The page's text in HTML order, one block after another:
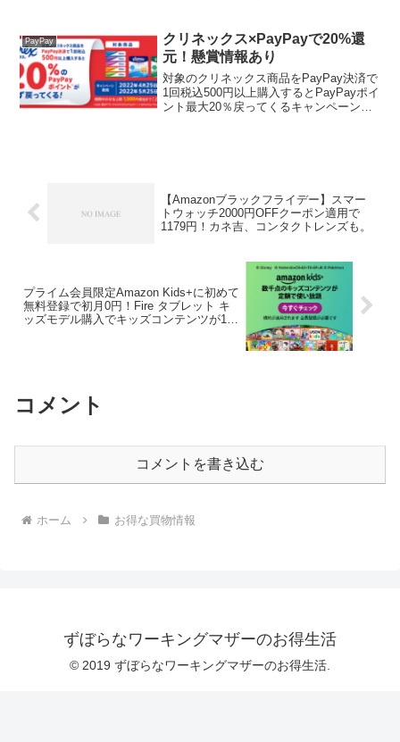
内容はこちら...
PayPay
クリネックス×PayPayで20%還
元！懸賞情報あり
対象のクリネックス商品をPayPay決済で
1回税込500円以上購入するとPayPayポイ
ント最大20％戻ってくるキャンペーンを
【Amazonブラックフライデー】スマー
トウォッチ2000円OFFクーポン適用で
1179円！カネ吉、コンタクトレンズも。
プライム会員限定Amazon Kids+に初めて
無料登録で初月0円！Fire タブレット キ
ッズモデル購入でキッズコンテンツが1年
コメント
コメントを書き込む
ホーム お得な買物情報
ずぼらなワーキングマザーのお得生活
© 2019 ずぼらなワーキングマザーのお得生活.